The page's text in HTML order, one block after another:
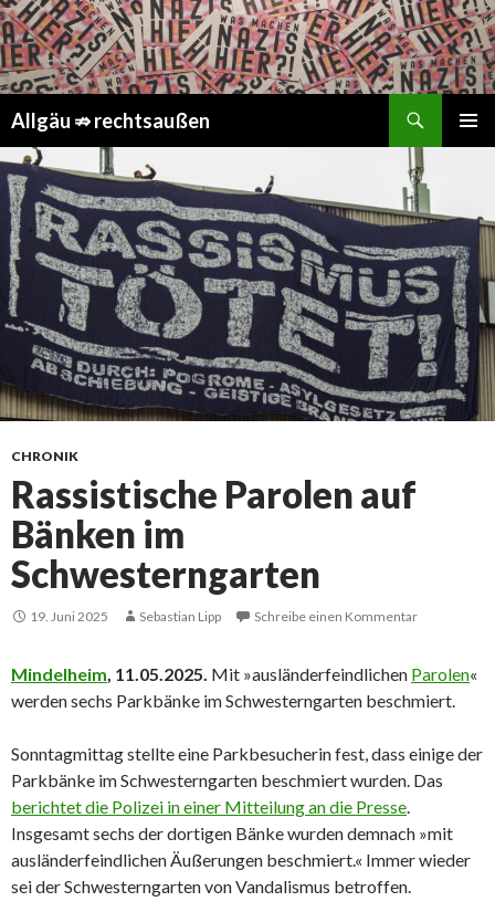
Allgäu ⇏ rechtsaußen
Springe
zum
Inhalt
CHRONIK
Rassistische Parolen auf
Bänken im
Schwesterngarten
19. Juni 2025 Sebastian Lipp Schreibe einen Kommentar
Mindelheim, 11.05.2025. Mit »ausländerfeindlichen Parolen«
werden sechs Parkbänke im Schwesterngarten beschmiert.
Sonntagmittag stellte eine Parkbesucherin fest, dass einige der
Parkbänke im Schwesterngarten beschmiert wurden. Das
berichtet die Polizei in einer Mitteilung an die Presse.
Insgesamt sechs der dortigen Bänke wurden demnach »mit
ausländerfeindlichen Äußerungen beschmiert.« Immer wieder
sei der Schwesterngarten von Vandalismus betroffen.